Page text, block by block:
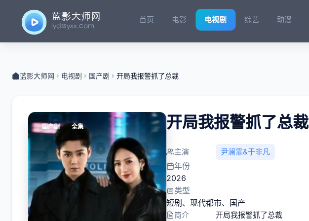
首页 电影 电视剧 综艺 动漫
蓝影大师网 电视剧 国产剧 开局我报警抓了总裁
国产剧 全集 开局我报警抓了总裁
主演 尹澜霏&于非凡
年份
2026
类型
短剧 、 现代都市、 国产
简介 开局我报警抓了总裁